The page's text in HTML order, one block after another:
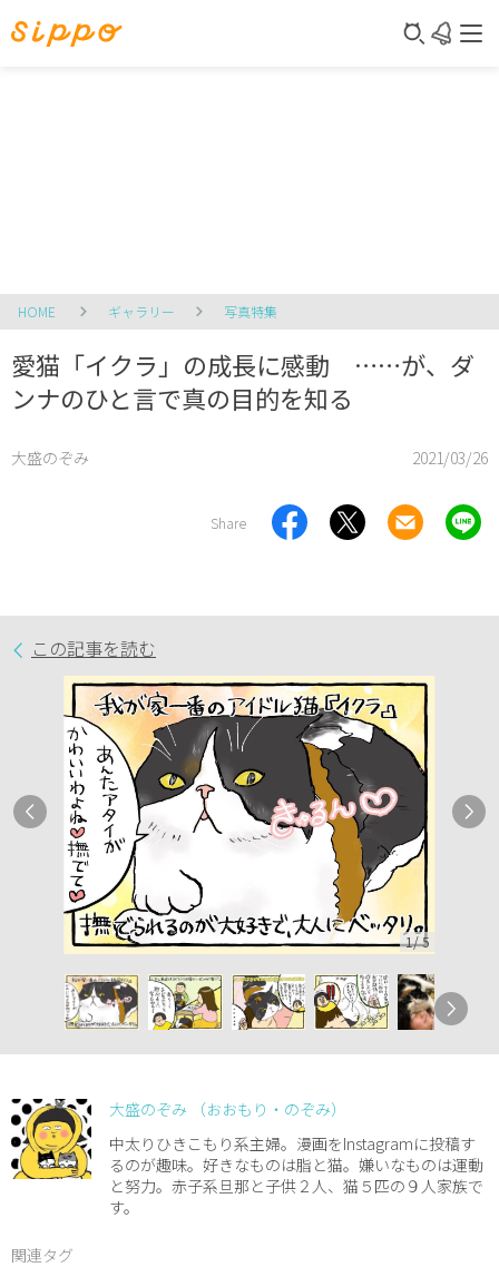
HOME ギャラリー 写真特集
愛猫「イクラ」の成長に感動 ……が、ダ
ンナのひと言で真の目的を知る
大盛のぞみ 2021/03/26
Share
この記事を読む
1/5
大盛のぞみ （おおもり・のぞみ）
中太りひきこもり系主婦。漫画をInstagramに投稿す
るのが趣味。好きなものは脂と猫。嫌いなものは運動
と努力。赤子系旦那と子供２人、猫５匹の９人家族で
す。
関連タグ